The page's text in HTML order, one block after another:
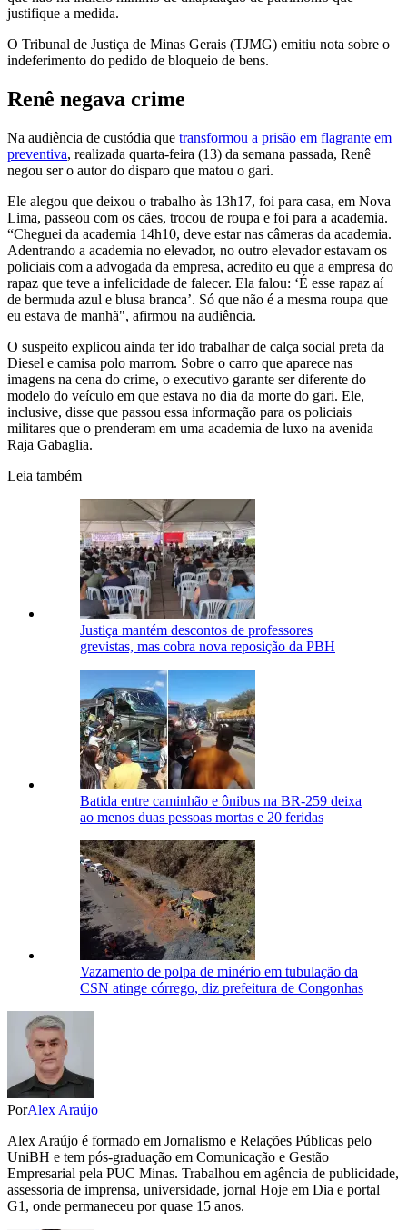
justifique a medida.
O Tribunal de Justiça de Minas Gerais (TJMG) emitiu nota sobre o
indeferimento do pedido de bloqueio de bens.
Renê negava crime
Na audiência de custódia que transformou a prisão em flagrante em
preventiva, realizada quarta-feira (13) da semana passada, Renê
negou ser o autor do disparo que matou o gari.
Ele alegou que deixou o trabalho às 13h17, foi para casa, em Nova
Lima, passeou com os cães, trocou de roupa e foi para a academia.
“Cheguei da academia 14h10, deve estar nas câmeras da academia.
Adentrando a academia no elevador, no outro elevador estavam os
policiais com a advogada da empresa, acredito eu que a empresa do
rapaz que teve a infelicidade de falecer. Ela falou: ‘É esse rapaz aí
de bermuda azul e blusa branca’. Só que não é a mesma roupa que
eu estava de manhã", afirmou na audiência.
O suspeito explicou ainda ter ido trabalhar de calça social preta da
Diesel e camisa polo marrom. Sobre o carro que aparece nas
imagens na cena do crime, o executivo garante ser diferente do
modelo do veículo em que estava no dia da morte do gari. Ele,
inclusive, disse que passou essa informação para os policiais
militares que o prenderam em uma academia de luxo na avenida
Raja Gabaglia.
Leia também
Justiça mantém descontos de professores
grevistas, mas cobra nova reposição da PBH
Batida entre caminhão e ônibus na BR-259 deixa
ao menos duas pessoas mortas e 20 feridas
Vazamento de polpa de minério em tubulação da
CSN atinge córrego, diz prefeitura de Congonhas
PorAlex Araújo
Alex Araújo é formado em Jornalismo e Relações Públicas pelo
UniBH e tem pós-graduação em Comunicação e Gestão
Empresarial pela PUC Minas. Trabalhou em agência de publicidade,
assessoria de imprensa, universidade, jornal Hoje em Dia e portal
G1, onde permaneceu por quase 15 anos.